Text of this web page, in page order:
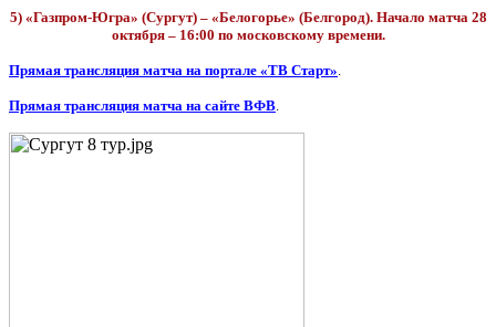
5) «Газпром-Югра» (Сургут) – «Белогорье» (Белгород). Начало матча 28
октября – 16:00 по московскому времени.
Прямая трансляция матча на портале «ТВ Старт».
Прямая трансляция матча на сайте ВФВ.